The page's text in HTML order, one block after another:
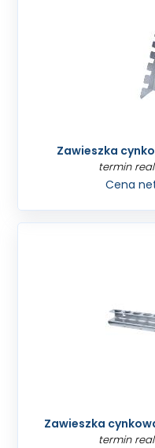
Zawieszka
termin
Cena
Zawieszka
termin